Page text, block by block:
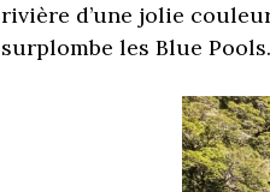
rivière d’une jolie
surplombe les Blue